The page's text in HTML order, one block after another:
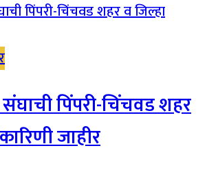
संघाची पिंपरी-चिंचवड शहर
जाहीर